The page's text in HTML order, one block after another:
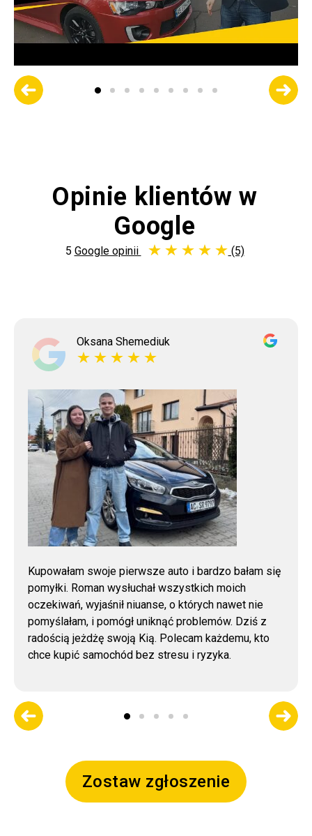
Opinie klientów w
Google
5 Google opinii (5)
Oksana Shemediuk
Kupowałam swoje pierwsze auto i bardzo bałam się
pomyłki. Roman wysłuchał wszystkich moich
oczekiwań, wyjaśnił niuanse, o których nawet nie
pomyślałam, i pomógł uniknąć problemów. Dziś z
radością jeżdżę swoją Kią. Polecam każdemu, kto
chce kupić samochód bez stresu i ryzyka.
Zostaw zgłoszenie